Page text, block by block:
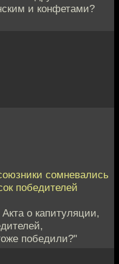
и конфетами?
сомневались
победителей
о капитуляции,
победили?"